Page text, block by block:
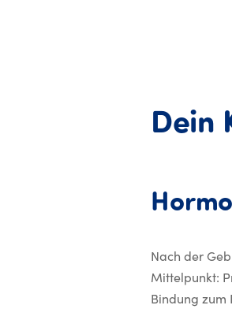
Dein
Nach der
Mittelpunkt:
Bindung zum